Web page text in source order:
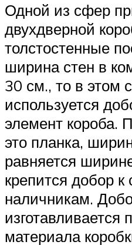
Одной из сфер
двухдверной
толстостенные
ширина стен в
30 см., то в этом
используется
элемент короба.
это планка,
равняется
крепится добор
наличникам.
изготавливается
материала